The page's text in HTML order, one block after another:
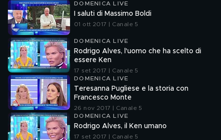
DOMENICA LIVE
I saluti di Massimo Boldi
01 ott 2017 | Canale 5
DOMENICA LIVE
Rodrigo Alves, l'uomo che ha scelto di
essere Ken
17 set 2017 | Canale 5
DOMENICA LIVE
Teresanna Pugliese e la storia con
Francesco Monte
26 nov 2017 | Canale 5
DOMENICA LIVE
Rodrigo Alves, il Ken umano
17 set 2017 | Canale 5